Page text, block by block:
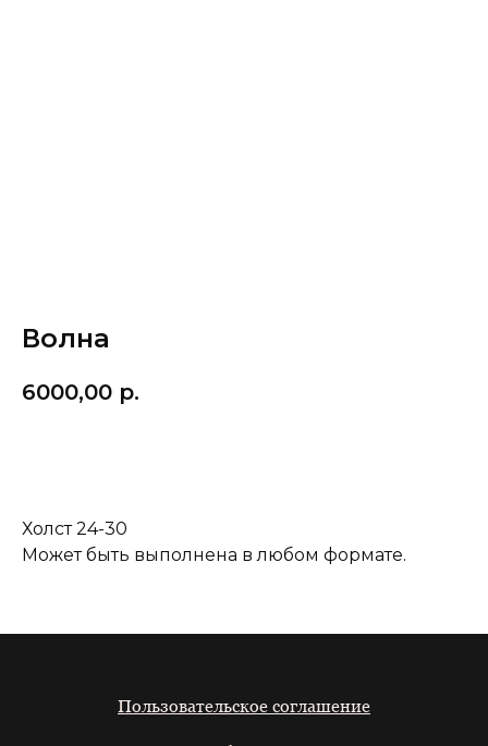
Волна
6000,00 р.
Холст 24-30
Может быть выполнена в любом формате.
Пользовательское соглашение